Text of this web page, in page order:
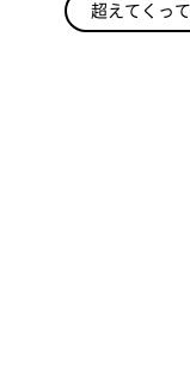
超えてくっ